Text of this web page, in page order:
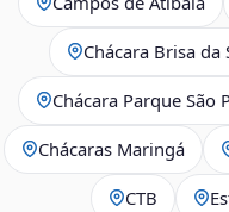
Chácara Brisa da
Chácara Parque São
Chácaras Maringá
CTB